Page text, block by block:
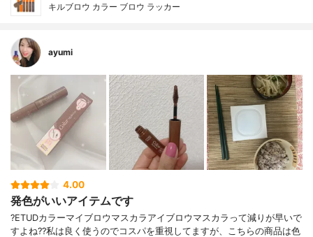
キルブロウ カラー ブロウ ラッカー
ayumi
4.00
発色がいいアイテムです
?ETUDカラーマイブロウマスカラアイブロウマスカラって減りが早いで
すよね??私は良く使うのでコスパを重視してますが、こちらの商品は色